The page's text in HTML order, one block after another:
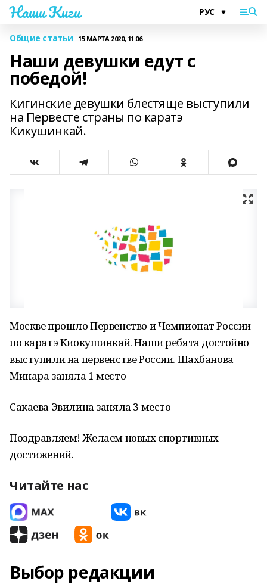
Наши Киги
Общие статьи 15 МАРТА 2020, 11:06
Наши девушки едут с
победой!
Кигинские девушки блестяще выступили
на Первесте страны по каратэ
Кикушинкай.
Москве прошло Первенство и Чемпионат России
по каратэ Киокушинкай. Наши ребята достойно
выступили на первенстве России. Шахбанова
Минара заняла 1 место
Сакаева Эвилина заняла 3 место
Поздравляем! Желаем новых спортивных
достижений.
Читайте нас
Выбор редакции